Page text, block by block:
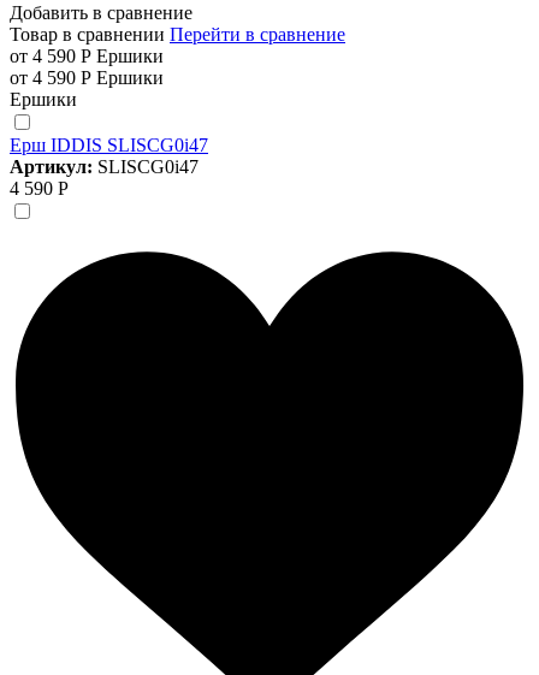
Добавить в сравнение
Товар в сравнении Перейти в сравнение
от 4 590 Р Ершики
от 4 590 Р Ершики
Ершики
Ерш IDDIS SLISCG0i47
Артикул: SLISCG0i47
4 590 Р